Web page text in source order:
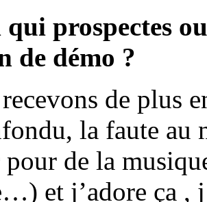
qui prospectes
de démo ?
de plus
la faute au
de la
et j’adore ça ,